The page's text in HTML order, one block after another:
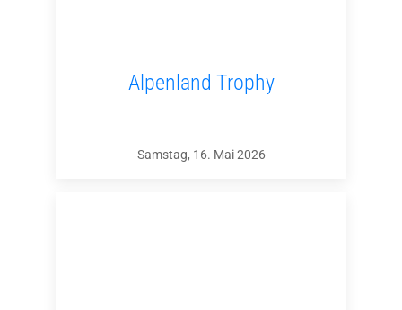
Alpenland Trophy
Samstag, 16. Mai 2026